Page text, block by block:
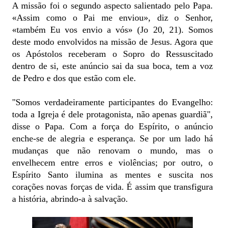
A missão foi o segundo aspecto salientado pelo Papa.
«Assim como o Pai me enviou», diz o Senhor,
«também Eu vos envio a vós» (Jo 20, 21). Somos
deste modo envolvidos na missão de Jesus. Agora que
os Apóstolos receberam o Sopro do Ressuscitado
dentro de si, este anúncio sai da sua boca, tem a voz
de Pedro e dos que estão com ele.
"Somos verdadeiramente participantes do Evangelho:
toda a Igreja é dele protagonista, não apenas guardiã",
disse o Papa. Com a força do Espírito, o anúncio
enche-se de alegria e esperança. Se por um lado há
mudanças que não renovam o mundo, mas o
envelhecem entre erros e violências; por outro, o
Espírito Santo ilumina as mentes e suscita nos
corações novas forças de vida. É assim que transfigura
a história, abrindo-a à salvação.